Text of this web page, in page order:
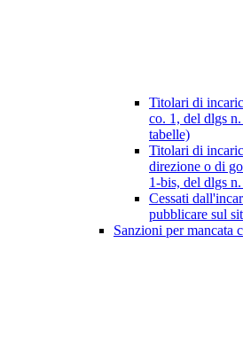
Titolari di
co. 1, del dlgs
tabelle)
Titolari di
direzione o di
1-bis, del dlgs
Cessati
pubblicare sul
Sanzioni per mancata